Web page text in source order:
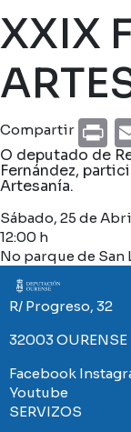
XXIX
Compartir
O deputado de
Fernández,
Artesanía.
Sábado, 25 de
12:00 h
No parque de San
Imaxe
R/ Progreso, 32
32003 OURENSE
Facebook
Youtube
SERVIZOS